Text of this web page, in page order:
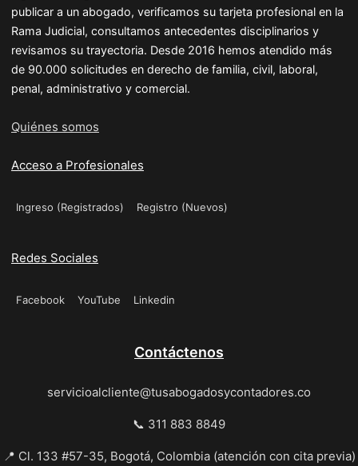
publicar a un abogado, verificamos su tarjeta profesional en la
Rama Judicial, consultamos antecedentes disciplinarios y
revisamos su trayectoria. Desde 2016 hemos atendido más
de 90.000 solicitudes en derecho de familia, civil, laboral,
penal, administrativo y comercial.
Quiénes somos
Acceso a Profesionales
Ingreso (Registrados) Registro (Nuevos)
Redes Sociales
Facebook YouTube Linkedin
Contáctenos
servicioalcliente@tusabogadosycontadores.co
📞 311 883 8849
📍 Cl. 133 #57-35, Bogotá, Colombia (atención con cita previa)